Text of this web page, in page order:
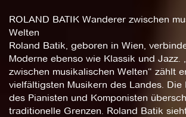
ROLAND BATIK Wanderer zwischen
Welten
Roland Batik, geboren in Wien,
Moderne ebenso wie Klassik und Jazz.
zwischen musikalischen Welten“ zählt
vielfältigsten Musikern des Landes. Die
des Pianisten und Komponisten
traditionelle Grenzen. Roland Batik